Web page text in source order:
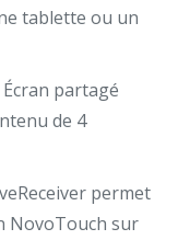
tablette ou un
Écran partagé
de 4
permet
NovoTouch sur